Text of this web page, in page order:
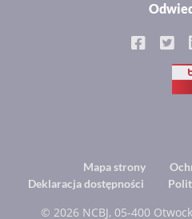
© 2026 NCBJ, 05-400
Footer
menu
Mapa strony
Deklaracja dostępności